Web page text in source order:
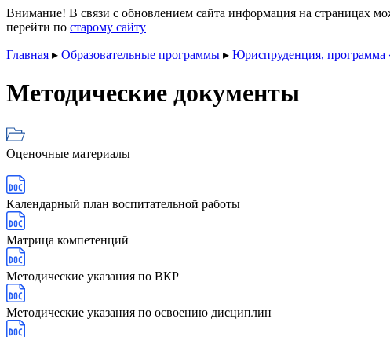
Внимание! В связи с обновлением сайта информация на страницах
перейти по старому сайту
Главная ▸ Образовательные программы ▸ Юриспруденция, программа
Методические документы
Оценочные материалы
Календарный план воспитательной работы
Матрица компетенций
Методические указания по ВКР
Методические указания по освоению дисциплин